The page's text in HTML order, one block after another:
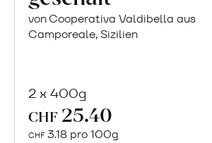
von Cooperativa Valdibella aus
Camporeale, Sizilien
2 x 400g
CHF 25.40
CHF 3.18 pro 100g